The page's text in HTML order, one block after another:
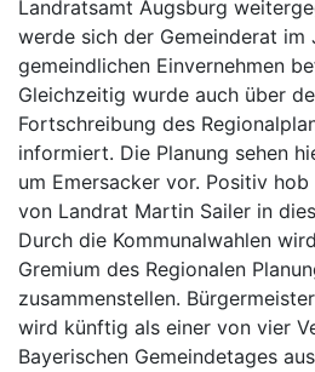
Landratsamt Augsburg
werde sich der Gemeinderat im
gemeindlichen Einvernehmen
Gleichzeitig wurde auch über
Fortschreibung des
informiert. Die Planung sehen
um Emersacker vor. Positiv
von Landrat Martin Sailer in
Durch die Kommunalwahlen
Gremium des Regionalen
zusammenstellen.
wird künftig als einer von vier
Bayerischen Gemeindetages